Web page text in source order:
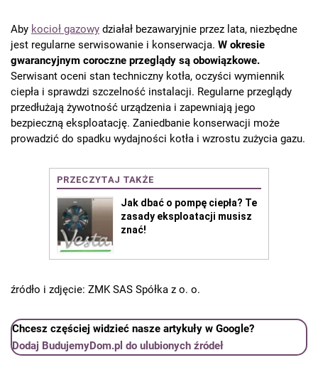
Aby kocioł gazowy działał bezawaryjnie przez lata, niezbędne
jest regularne serwisowanie i konserwacja. W okresie
gwarancyjnym coroczne przeglądy są obowiązkowe.
Serwisant oceni stan techniczny kotła, oczyści wymiennik
ciepła i sprawdzi szczelność instalacji. Regularne przeglądy
przedłużają żywotność urządzenia i zapewniają jego
bezpieczną eksploatację. Zaniedbanie konserwacji może
prowadzić do spadku wydajności kotła i wzrostu zużycia gazu.
źródło i zdjęcie: ZMK SAS Spółka z o. o.
Chcesz częściej widzieć nasze artykuły w Google?
Dodaj BudujemyDom.pl do ulubionych źródeł